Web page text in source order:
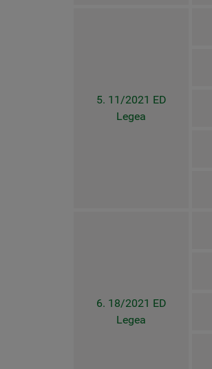
5. 11/2021 ED
Legea
6. 18/2021 ED
Legea